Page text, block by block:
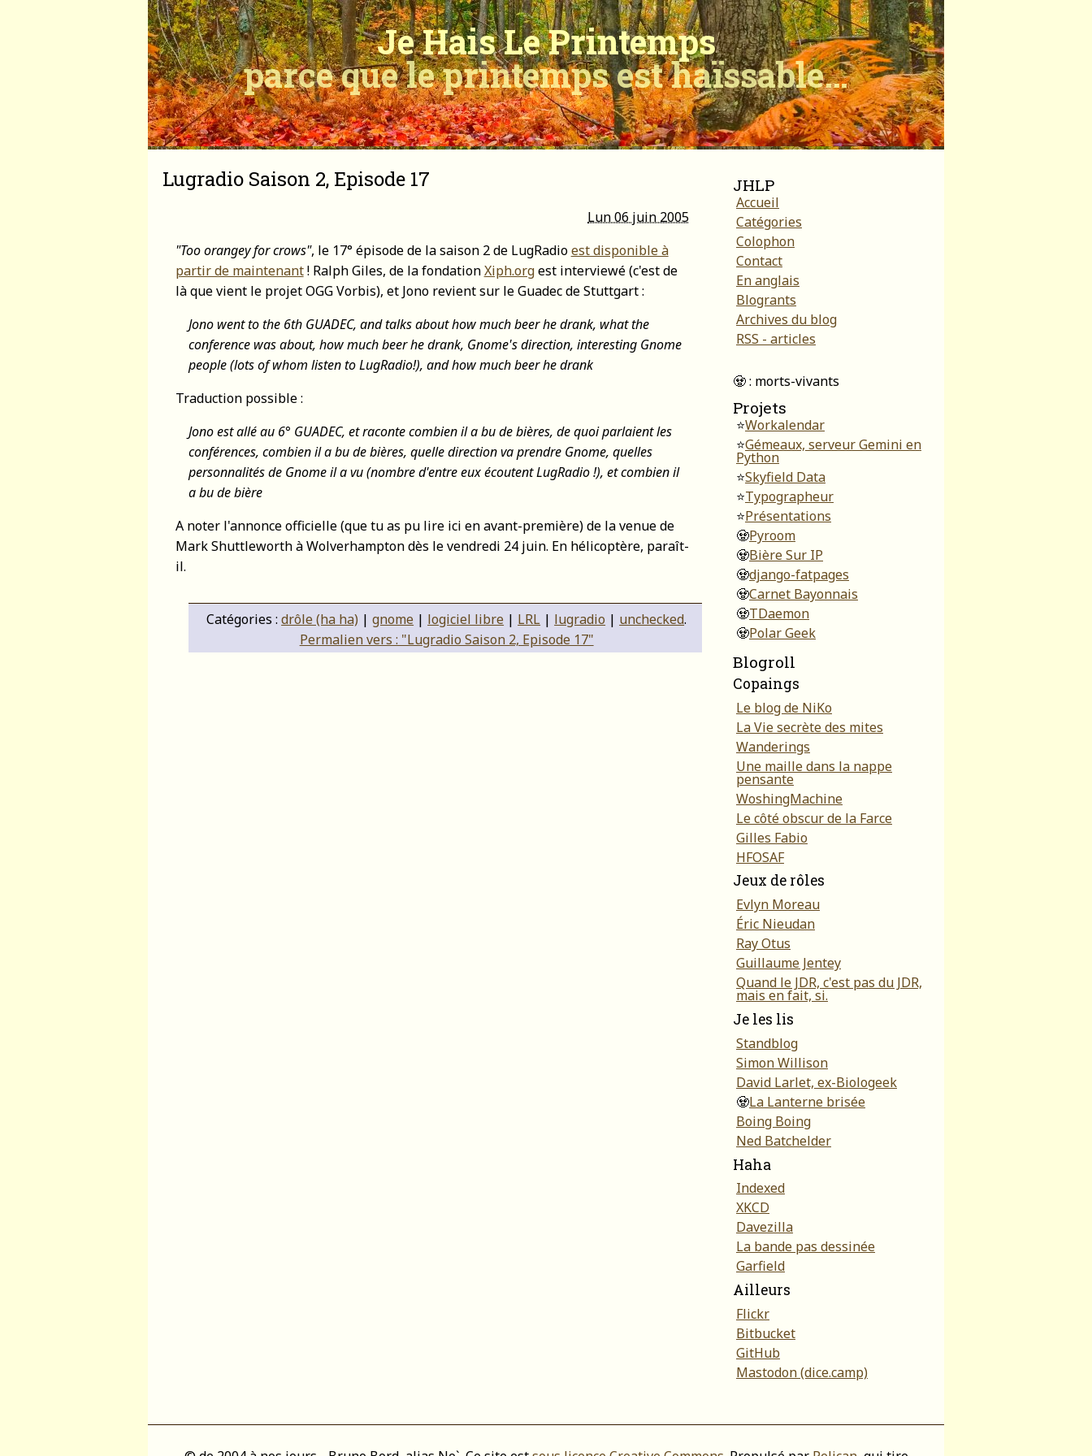
Je Hais Le Printemps
parce que le printemps est haïssable…
Lugradio Saison 2, Episode 17
Lun 06 juin 2005
"Too orangey for crows", le 17° épisode de la saison 2 de LugRadioest disponible à
partir de maintenant! Ralph Giles, de la fondationXiph.orgest interviewé (c'est de
là que vient le projet OGG Vorbis), et Jono revient sur le Guadec de Stuttgart :
Jono went to the 6th GUADEC, and talks about how much beer he drank, what the
conference was about, how much beer he drank, Gnome's direction, interesting Gnome
people (lots of whom listen to LugRadio!), and how much beer he drank
Traduction possible :
Jono est allé au 6° GUADEC, et raconte combien il a bu de bières, de quoi parlaient les
conférences, combien il a bu de bières, quelle direction va prendre Gnome, quelles
personnalités de Gnome il a vu (nombre d'entre eux écoutent LugRadio !), et combien il
a bu de bière
A noter l'annonce officielle (que tu as pu lire ici en avant-première) de la venue de
Mark Shuttleworth à Wolverhampton dès le vendredi 24 juin. En hélicoptère, paraît-
il.
Catégories :drôle (ha ha) |gnome | logiciel libre | LRL | lugradio | unchecked.
Permalien vers : "Lugradio Saison 2, Episode 17"
JHLP
Accueil
Catégories
Colophon
Contact
En anglais
Blogrants
Archives du blog
RSS - articles
🧟 : morts-vivants
Projets
⭐Workalendar
⭐Gémeaux, serveur Gemini en
Python
⭐Skyfield Data
⭐Typographeur
⭐Présentations
🧟Pyroom
🧟Bière Sur IP
🧟django-fatpages
🧟Carnet Bayonnais
🧟TDaemon
🧟Polar Geek
Blogroll
Copaings
Le blog de NiKo
La Vie secrète des mites
Wanderings
Une maille dans la nappe
pensante
WoshingMachine
Le côté obscur de la Farce
Gilles Fabio
HFOSAF
Jeux de rôles
Evlyn Moreau
Éric Nieudan
Ray Otus
Guillaume Jentey
Quand le JDR, c'est pas du JDR,
mais en fait, si.
Je les lis
Standblog
Simon Willison
David Larlet, ex-Biologeek
🧟La Lanterne brisée
Boing Boing
Ned Batchelder
Haha
Indexed
XKCD
Davezilla
La bande pas dessinée
Garfield
Ailleurs
Flickr
Bitbucket
GitHub
Mastodon (dice.camp)